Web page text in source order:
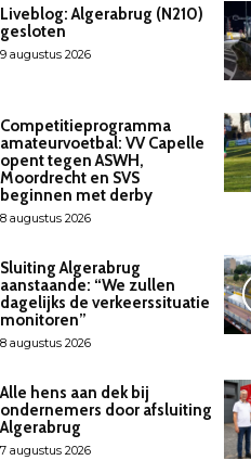
Liveblog: Algerabrug (N210)
gesloten
9 augustus 2026
Competitieprogramma
amateurvoetbal: VV Capelle
opent tegen ASWH,
Moordrecht en SVS
beginnen met derby
8 augustus 2026
Sluiting Algerabrug
aanstaande: “We zullen
dagelijks de verkeerssituatie
monitoren”
8 augustus 2026
Alle hens aan dek bij
ondernemers door afsluiting
Algerabrug
7 augustus 2026